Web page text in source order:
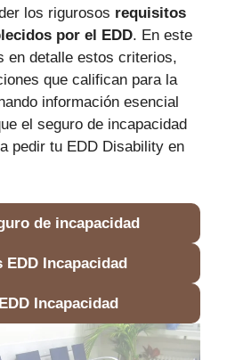
los rigurosos requisitos
por el EDD. En este
en detalle estos criterios,
que califican para la
información esencial
el seguro de incapacidad
pedir tu EDD Disability en
de incapacidad
EDD Incapacidad
Incapacidad